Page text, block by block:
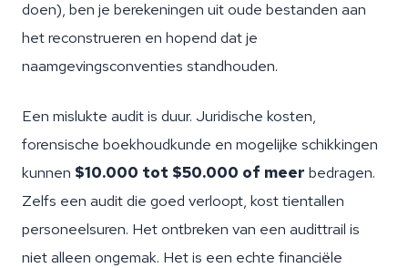
doen), ben je berekeningen uit oude bestanden aan
het reconstrueren en hopend dat je
naamgevingsconventies standhouden.
Een mislukte audit is duur. Juridische kosten,
forensische boekhoudkunde en mogelijke schikkingen
kunnen $10.000 tot $50.000 of meer bedragen.
Zelfs een audit die goed verloopt, kost tientallen
personeelsuren. Het ontbreken van een audittrail is
niet alleen ongemak. Het is een echte financiële